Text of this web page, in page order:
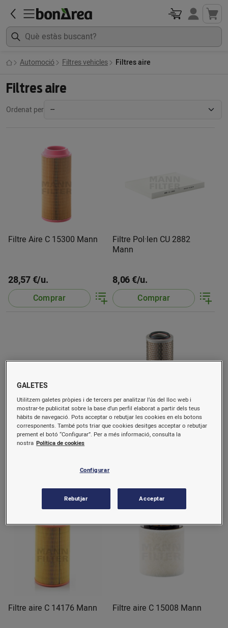
Automoció Filtres vehicles Filtres aire
Filtres aire
Ordenat per
Filtre Aire C 15300 Mann
28,57 €/u.
Comprar
Filtre Pol·len CU 2882
Mann
8,06 €/u.
Comprar
Filtre Pol·len CUK 2939
Mann
Filtre aire C 13114/4 Mann
Filtre aire C 14176 Mann Filtre aire C 15008 Mann
GALETES
Utilitzem galetes pròpies i de tercers per analitzar l’ús del lloc web i
mostrar-te publicitat sobre la base d’un perfil elaborat a partir dels teus
hàbits de navegació. Pots acceptar o rebutjar les cookies en els botons
corresponents. També pots triar que cookies desitges acceptar o rebutjar
prement el botó “Configurar”. Per a més informació, consulta la
nostra Política de cookies
Configurar
Rebutjar Acceptar